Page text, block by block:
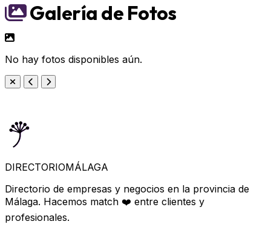
Galería de Fotos
No hay fotos disponibles aún.
DIRECTORIOMÁLAGA
Directorio de empresas y negocios en la provincia de
Málaga. Hacemos match ❤️ entre clientes y
profesionales.